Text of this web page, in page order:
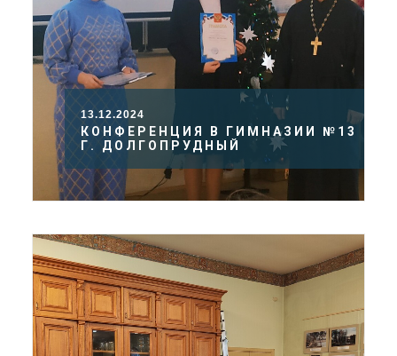
13.12.2024
КОНФЕРЕНЦИЯ В ГИМНАЗИИ №13
Г. ДОЛГОПРУДНЫЙ